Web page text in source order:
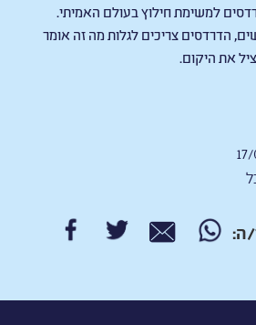
למשימת חילוץ בעולם האמיתי.
הדרדסים צריכים לגלות מה זה אומר
את היקום.
ה: